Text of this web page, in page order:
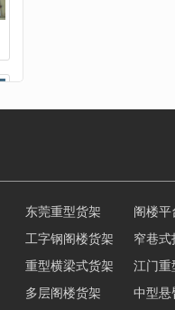
工字钢阁楼货架
窄巷
重型横梁式货架
江门重
多层阁楼货架
中型悬
角钢货架 仓储轻